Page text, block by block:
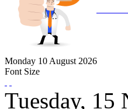
Monday 10 August 2026
Font Size
Tuesday, 15